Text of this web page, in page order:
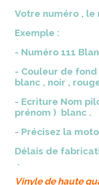
Votre numéro , le
Exemple :
- Numéro 111
- Couleur de
blanc , noir ,
- Ecriture Nom
prénom ) blanc .
- Précisez la
Délais de
.
Vinyle de haute